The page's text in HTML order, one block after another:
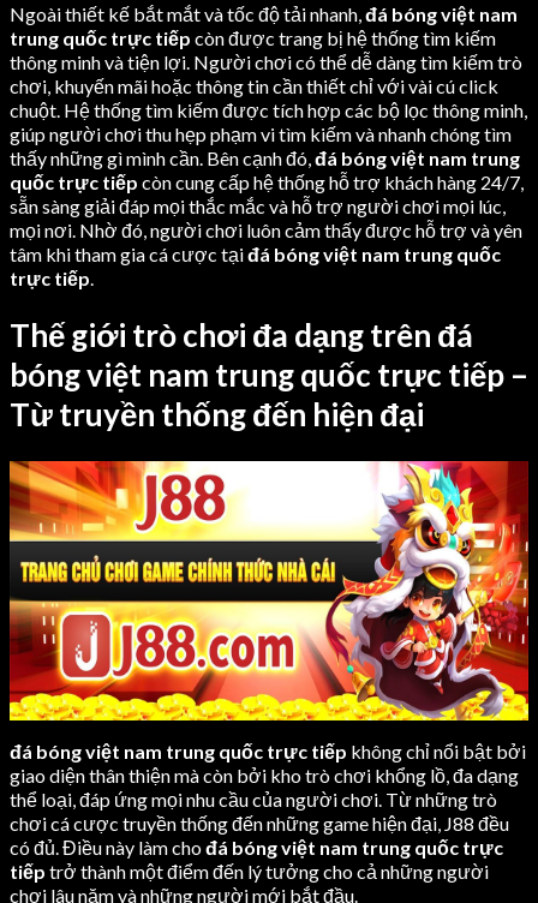
Ngoài thiết kế bắt mắt và tốc độ tải nhanh,đá bóng việt nam
trung quốc trực tiếp còn được trang bị hệ thống tìm kiếm
thông minh và tiện lợi. Người chơi có thể dễ dàng tìm kiếm trò
chơi, khuyến mãi hoặc thông tin cần thiết chỉ với vài cú click
chuột. Hệ thống tìm kiếm được tích hợp các bộ lọc thông minh,
giúp người chơi thu hẹp phạm vi tìm kiếm và nhanh chóng tìm
thấy những gì mình cần. Bên cạnh đó,đá bóng việt nam trung
quốc trực tiếp còn cung cấp hệ thống hỗ trợ khách hàng 24/7,
sẵn sàng giải đáp mọi thắc mắc và hỗ trợ người chơi mọi lúc,
mọi nơi. Nhờ đó, người chơi luôn cảm thấy được hỗ trợ và yên
tâm khi tham gia cá cược tạiđá bóng việt nam trung quốc
trực tiếp.
Thế giới trò chơi đa dạng trên đá
bóng việt nam trung quốc trực tiếp –
Từ truyền thống đến hiện đại
đá bóng việt nam trung quốc trực tiếp không chỉ nổi bật bởi
giao diện thân thiện mà còn bởi kho trò chơi khổng lồ, đa dạng
thể loại, đáp ứng mọi nhu cầu của người chơi. Từ những trò
chơi cá cược truyền thống đến những game hiện đại, J88 đều
có đủ. Điều này làm chođá bóng việt nam trung quốc trực
tiếp trở thành một điểm đến lý tưởng cho cả những người
chơi lâu năm và những người mới bắt đầu.